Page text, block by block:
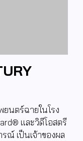
นตร์ฉายในโรง
และวิดีโอสตรี
ณ์ เป็นเจ้าของผล